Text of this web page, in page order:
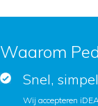
Waarom
Snel,
Wij accepteren